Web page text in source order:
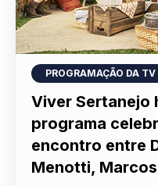
PROGRAMAÇÃO DA TV
Viver Sertanejo
programa
encontro entre
Menotti,